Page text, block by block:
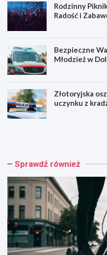
Rodzinny
Radość i
Bezpieczne
Młodzież w
Złotoryjska
uczynku z
H
n
g
a
k
o
n
t
r
a
R
n
y
P
i
k
n
i
k
w
Sprawdź również